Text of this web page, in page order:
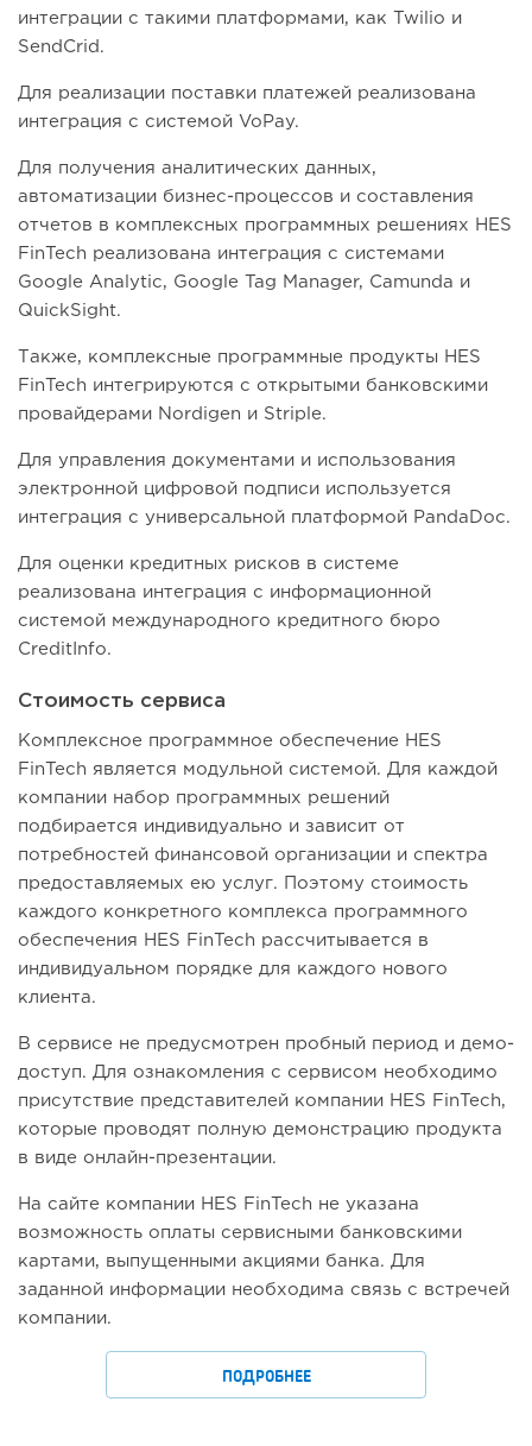
интеграции с такими платформами, как Twilio и
SendCrid.
Для реализации поставки платежей реализована
интеграция с системой VoPay.
Для получения аналитических данных,
автоматизации бизнес-процессов и составления
отчетов в комплексных программных решениях HES
FinTech реализована интеграция с системами
Google Analytic, Google Tag Manager, Camunda и
QuickSight.
Также, комплексные программные продукты HES
FinTech интегрируются с открытыми банковскими
провайдерами Nordigen и Striple.
Для управления документами и использования
электронной цифровой подписи используется
интеграция с универсальной платформой PandaDoc.
Для оценки кредитных рисков в системе
реализована интеграция с информационной
системой международного кредитного бюро
CreditInfo.
Стоимость сервиса
Комплексное программное обеспечение HES
FinTech является модульной системой. Для каждой
компании набор программных решений
подбирается индивидуально и зависит от
потребностей финансовой организации и спектра
предоставляемых ею услуг. Поэтому стоимость
каждого конкретного комплекса программного
обеспечения HES FinTech рассчитывается в
индивидуальном порядке для каждого нового
клиента.
В сервисе не предусмотрен пробный период и демо-
доступ. Для ознакомления с сервисом необходимо
присутствие представителей компании HES FinTech,
которые проводят полную демонстрацию продукта
в виде онлайн-презентации.
На сайте компании HES FinTech не указана
возможность оплаты сервисными банковскими
картами, выпущенными акциями банка. Для
заданной информации необходима связь с встречей
компании.
ПОДРОБНЕЕ